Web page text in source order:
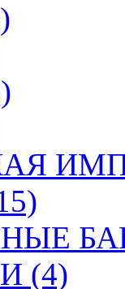
(4)